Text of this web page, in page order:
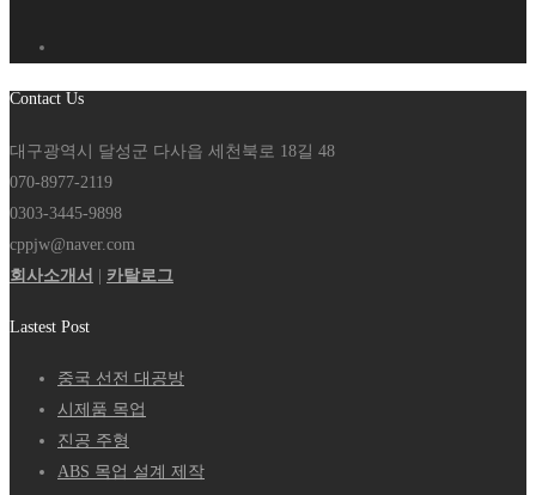
Contact Us
대구광역시 달성군 다사읍 세천북로 18길 48
070-8977-2119
0303-3445-9898
cppjw@naver.com
회사소개서 | 카탈로그
Lastest Post
중국 선전 대공방
시제품 목업
진공 주형
ABS 목업 설계 제작